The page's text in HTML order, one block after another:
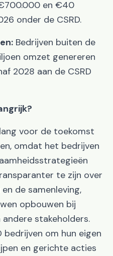
en €40
onder de CSRD.
Bedrijven buiten de
omzet genereren
2028 aan de CSRD
voor de toekomst
omdat het bedrijven
te zijn over
de samenleving,
opbouwen bij
stakeholders.
bedrijven om hun eigen
en gerichte acties